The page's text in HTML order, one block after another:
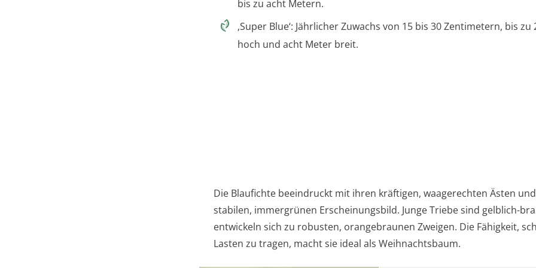
bis zu acht Metern.
‚Super Blue‘: Jährlicher Zuwachs von 15 bis 30 Zentimetern, bis zu
hoch und acht Meter breit.
Die Blaufichte beeindruckt mit ihren kräftigen, waagerechten Ästen
stabilen, immergrünen Erscheinungsbild. Junge Triebe sind gelblich-
entwickeln sich zu robusten, orangebraunen Zweigen. Die Fähigkeit,
Lasten zu tragen, macht sie ideal als Weihnachtsbaum.